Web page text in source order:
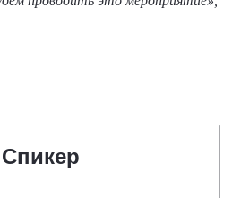
Спикер